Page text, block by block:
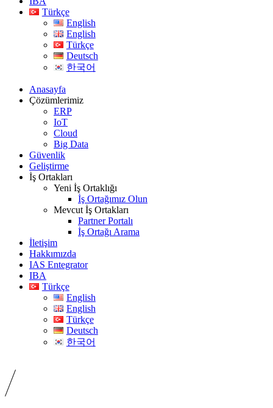
Türkçe
English
English
Türkçe
Deutsch
한국어
Anasayfa
Çözümlerimiz
ERP
IoT
Cloud
Big Data
Güvenlik
Geliştirme
İş Ortakları
Yeni İş Ortaklığı
İş Ortağımız Olun
Mevcut İş Ortakları
Partner Portalı
İş Ortağı Arama
İletişim
Hakkımızda
IAS Entegrator
IBA
Türkçe
English
English
Türkçe
Deutsch
한국어